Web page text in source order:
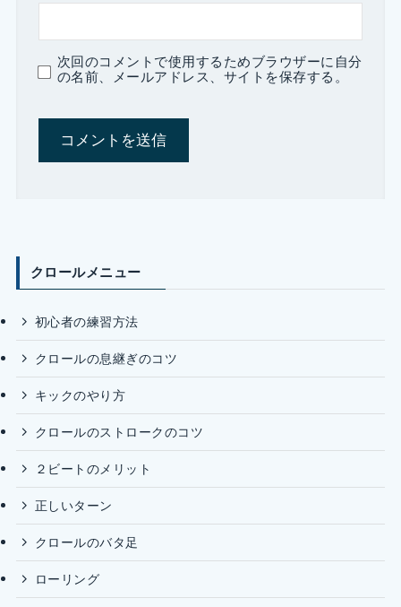
次回のコメントで使用するためブラウザーに自分
の名前、メールアドレス、サイトを保存する。
クロールメニュー
初心者の練習方法
クロールの息継ぎのコツ
キックのやり方
クロールのストロークのコツ
２ビートのメリット
正しいターン
クロールのバタ足
ローリング